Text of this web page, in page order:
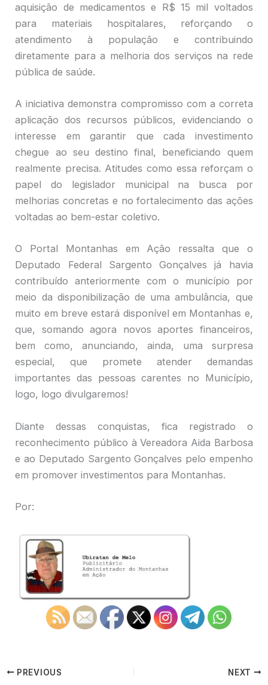
aquisição de medicamentos e R$ 15 mil voltados
para materiais hospitalares, reforçando o
atendimento à população e contribuindo
diretamente para a melhoria dos serviços na rede
pública de saúde.
A iniciativa demonstra compromisso com a correta
aplicação dos recursos públicos, evidenciando o
interesse em garantir que cada investimento
chegue ao seu destino final, beneficiando quem
realmente precisa. Atitudes como essa reforçam o
papel do legislador municipal na busca por
melhorias concretas e no fortalecimento das ações
voltadas ao bem-estar coletivo.
O Portal Montanhas em Ação ressalta que o
Deputado Federal Sargento Gonçalves já havia
contribuído anteriormente com o município por
meio da disponibilização de uma ambulância, que
muito em breve estará disponível em Montanhas e,
que, somando agora novos aportes financeiros,
bem como, anunciando, ainda, uma surpresa
especial, que promete atender demandas
importantes das pessoas carentes no Município,
logo, logo divulgaremos!
Diante dessas conquistas, fica registrado o
reconhecimento público à Vereadora Aida Barbosa
e ao Deputado Sargento Gonçalves pelo empenho
em promover investimentos para Montanhas.
Por:
PREVIOUS NEXT